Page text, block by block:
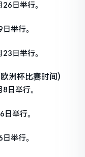
日举行。
举行。
日举行。
日举行。
举行。
举行。